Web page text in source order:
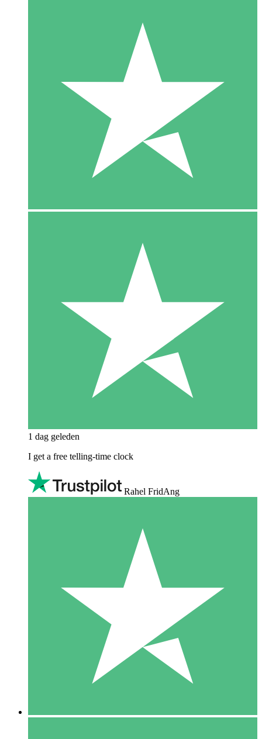
1 dag geleden
I get a free telling-time clock
Rahel FridAng